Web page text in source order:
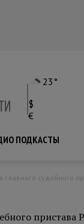
23°
$
€
ПОДКАСТЫ
главного судебного
пристава